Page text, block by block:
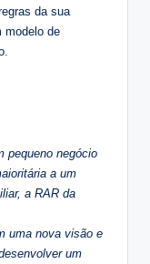
da sua
modelo de
pequeno negócio
a um
a RAR da
uma nova visão e
um